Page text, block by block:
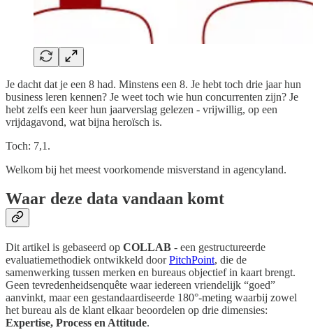
Je dacht dat je een 8 had. Minstens een 8. Je hebt toch drie jaar hun
business leren kennen? Je weet toch wie hun concurrenten zijn? Je
hebt zelfs een keer hun jaarverslag gelezen - vrijwillig, op een
vrijdagavond, wat bijna heroïsch is.
Toch: 7,1.
Welkom bij het meest voorkomende misverstand in agencyland.
Waar deze data vandaan komt
Dit artikel is gebaseerd op COLLAB - een gestructureerde
evaluatiemethodiek ontwikkeld doorPitchPoint, die de
samenwerking tussen merken en bureaus objectief in kaart brengt.
Geen tevredenheidsenquête waar iedereen vriendelijk “goed”
aanvinkt, maar een gestandaardiseerde 180°-meting waarbij zowel
het bureau als de klant elkaar beoordelen op drie dimensies:
Expertise, Process en Attitude.